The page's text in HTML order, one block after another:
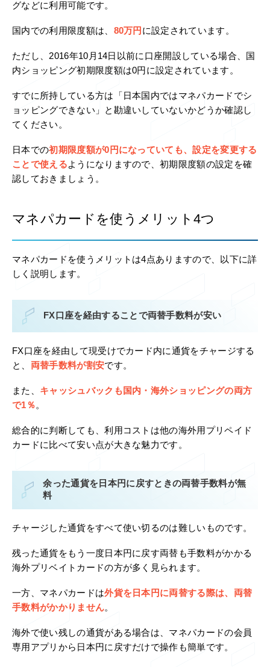
グなどに利用可能です。
国内での利用限度額は、 80万円 に設定されています。
ただし、2016年10月14日以前に口座開設している場合、国
内ショッピング初期限度額は0円に設定されています。
すでに所持している方は「日本国内ではマネパカードでシ
ョッピングできない」と勘違いしていないかどうか確認し
てください。
日本での初期限度額が0円になっていても、設定を変更する
ことで使えるようになりますので、初期限度額の設定を確
認しておきましょう。
マネパカードを使うメリット4つ
マネパカードを使うメリットは4点ありますので、以下に詳
しく説明します。
FX口座を経由することで両替手数料が安い
FX口座を経由して現受けでカード内に通貨をチャージする
と、 両替手数料が割安です。
また、 キャッシュバックも国内・海外ショッピングの両方
で1％。
総合的に判断しても、利用コストは他の海外用プリペイド
カードに比べて安い点が大きな魅力です。
余った通貨を日本円に戻すときの両替手数料が無
料
チャージした通貨をすべて使い切るのは難しいものです。
残った通貨をもう一度日本円に戻す両替も手数料がかかる
海外プリベイトカードの方が多く見られます。
一方、マネパカードは外貨を日本円に両替する際は、両替
手数料がかかりません。
海外で使い残しの通貨がある場合は、マネパカードの会員
専用アプリから日本円に戻すだけで操作も簡単です。